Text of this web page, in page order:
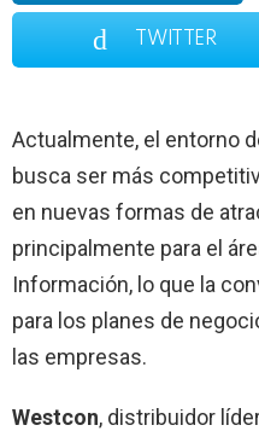
TWITTER
Actualmente, el entorno
busca ser más
en nuevas formas de
principalmente para el
Información, lo que la
para los planes de
las empresas.
Westcon, distribuidor